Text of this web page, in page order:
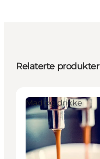
Relaterte produkter
Mad og drikke